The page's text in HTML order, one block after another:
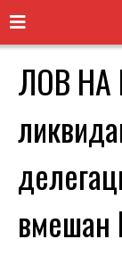
ЛОВ НА
вмешан